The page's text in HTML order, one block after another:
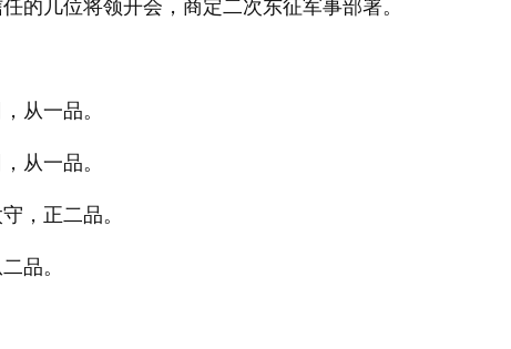
的几位将领开会，商定二次东征军事部署。
从一品。
从一品。
，正二品。
品。